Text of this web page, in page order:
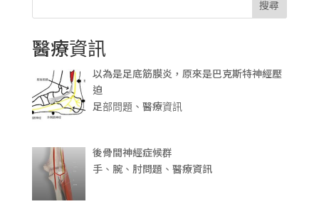
搜尋
醫療資訊
以為是足底筋膜炎，原來是巴克斯特神經壓
迫
足部問題、醫療資訊
後骨間神經症候群
手、腕、肘問題、醫療資訊